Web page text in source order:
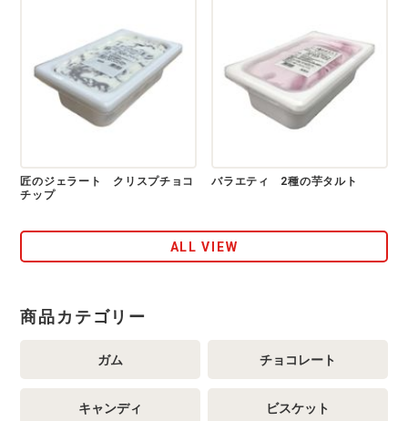
匠のジェラート クリスプチョコ
チップ
バラエティ 2種の芋タルト
ALL VIEW
商品カテゴリー
ガム チョコレート
キャンディ ビスケット